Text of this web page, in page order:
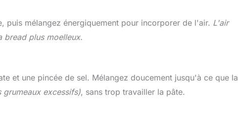
mélangez énergiquement pour incorporer de l'air. L'air
bread plus moelleux.
et une pincée de sel. Mélangez doucement jusqu'à ce que la
excessifs), sans trop travailler la pâte.